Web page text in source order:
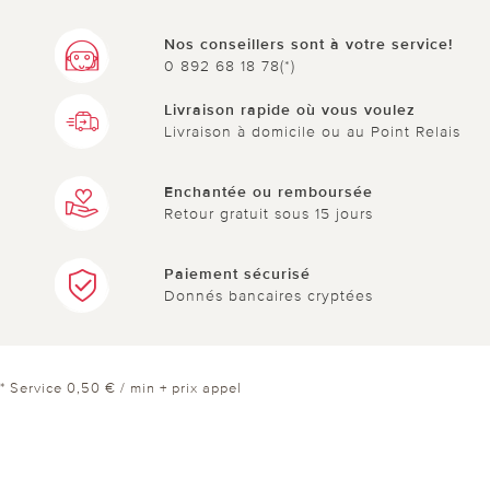
Nos conseillers sont à votre service!
0 892 68 18 78(*)
Livraison rapide où vous voulez
Livraison à domicile ou au Point Relais
Enchantée ou remboursée
Retour gratuit sous 15 jours
Paiement sécurisé
Donnés bancaires cryptées
* Service 0,50 € / min + prix appel